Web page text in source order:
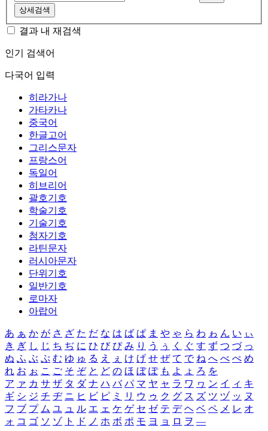
상세검색
결과 내 재검색
인기 검색어
다국어 입력
히라가나
가타카나
중국어
한글고어
그리스문자
프랑스어
독일어
히브리어
괄호기호
학술기호
기술기호
첨자기호
라틴문자
러시아문자
단위기호
일반기호
로마자
아랍어
あ ぁ か が さ ざ た だ な は ば ぱ ま や ゃ ら わ ゎ ん い ぃ
き ぎ し じ ち ぢ に ひ び ぴ み り う ぅ く ぐ す ず つ づ っ
ぬ ふ ぶ ぷ む ゆ ゅ る え ぇ け げ せ ぜ て で ね へ べ ぺ め
れ お ぉ こ ご そ ぞ と ど の ほ ぼ ぽ も よ ょ ろ を
ア ァ カ サ ザ タ ダ ナ ハ バ パ マ ヤ ャ ラ ワ ヮ ン イ ィ キ
ギ シ ジ チ ヂ ニ ヒ ビ ピ ミ リ ウ ゥ ク グ ス ズ ツ ヅ ッ ヌ
フ ブ プ ム ユ ュ ル エ ェ ケ ゲ セ ゼ テ デ ヘ ベ ペ メ レ オ
ォ コ ゴ ソ ゾ ト ド ノ ホ ボ ポ モ ヨ ョ ロ ヲ ―